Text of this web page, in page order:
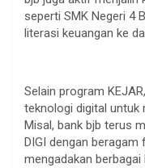
seperti SMK Negeri 4
literasi keuangan ke
Selain program
teknologi digital untuk
Misal, bank bjb terus
DIGI dengan beragam
mengadakan